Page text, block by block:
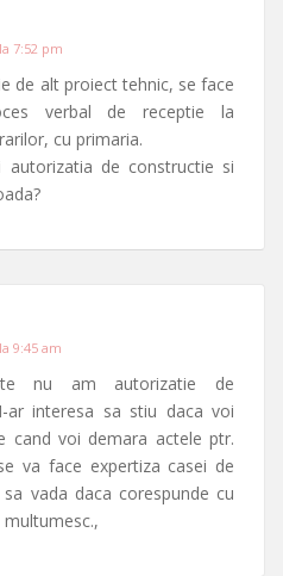
7:52 pm
de alt proiect tehnic, se face
verbal de receptie la
cu primaria.
autorizatia de constructie si
9:45 am
nu am autorizatie de
ar interesa sa stiu daca voi
cand voi demara actele ptr.
va face expertiza casei de
vada daca corespunde cu
multumesc.,